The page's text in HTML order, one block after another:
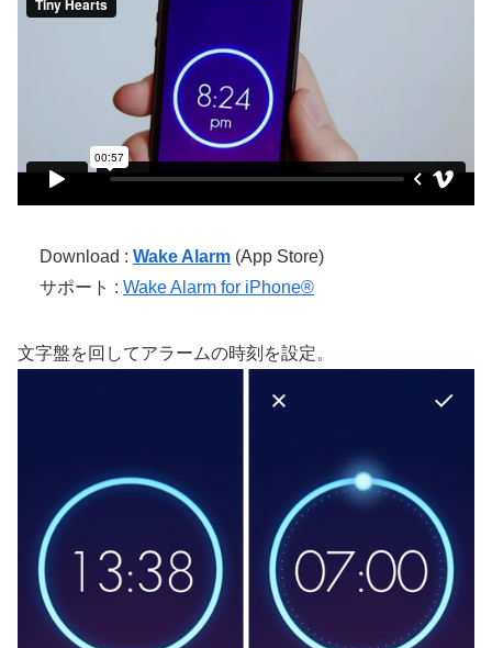
Download : Wake Alarm (App Store)
サポート : ‎Wake Alarm for iPhone®
文字盤を回してアラームの時刻を設定。